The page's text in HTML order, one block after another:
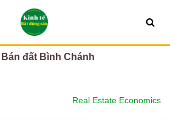
Bán đất Bình Chánh
Real Estate Economics